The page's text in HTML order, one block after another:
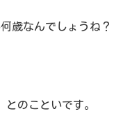
歳なんでしょうね？
とのこといです。